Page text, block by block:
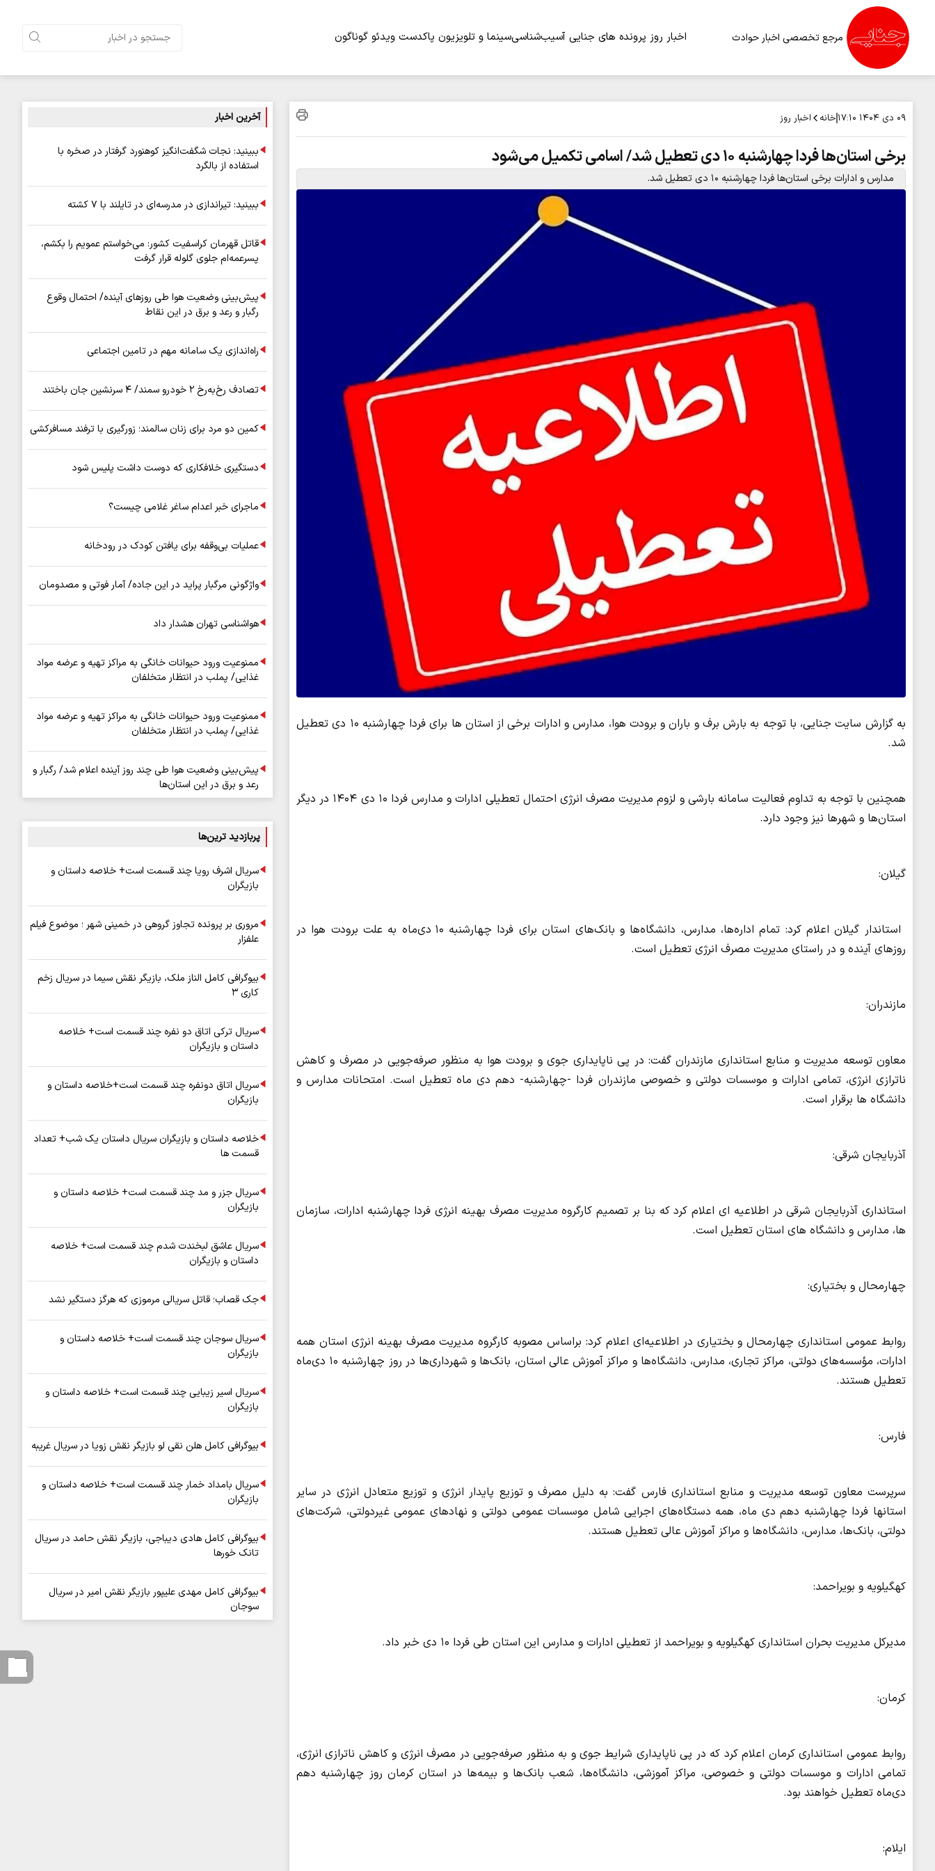
مرجع تخصصی اخبار حوادث اخبار روز پرونده های جنایی آسیب‌شناسیسینما و تلویزیون پاکدست ویدئو گوناگون
۰۹ دی ۱۴۰۴ ۱۷:۱۰ خانه اخبار روز
برخی استان‌ها فردا چهارشنبه ۱۰ دی تعطیل شد/ اسامی تکمیل می‌شود
مدارس و ادارات برخی استان‌ها فردا چهارشنبه ۱۰ دی تعطیل شد.
به گزارش سایت جنایی، با توجه به بارش برف و باران و برودت هوا، مدارس و ادارات برخی از استان ها برای فردا چهارشنبه ۱۰ دی تعطیل
شد.
همچنین با توجه به تداوم فعالیت سامانه بارشی و لزوم مدیریت مصرف انرژی احتمال تعطیلی ادارات و مدارس فردا ۱۰ دی ۱۴۰۴ در دیگر
استان‌ها و شهرها نیز وجود دارد.
گیلان:
استاندار گیلان اعلام کرد: تمام اداره‌ها، مدارس، دانشگاه‌ها و بانک‌های استان برای فردا چهارشنبه ۱۰ دی‌ماه به علت برودت هوا در
روزهای آینده و در راستای مدیریت مصرف انرژی تعطیل است.
مازندران:
معاون توسعه مدیریت و منابع استانداری مازندران گفت: در پی ناپایداری جوی و برودت هوا به منظور صرفه‌جویی در مصرف و کاهش
ناترازی انرژی، تمامی ادارات و موسسات دولتی و خصوصی مازندران فردا -چهارشنبه- دهم دی ماه تعطیل است. امتحانات مدارس و
دانشگاه ها برقرار است.
آذربایجان شرقی:
استانداری آذربایجان شرقی در اطلاعیه ای اعلام کرد که بنا بر تصمیم کارگروه مدیریت مصرف بهینه انرژی فردا چهارشنبه ادارات، سازمان
ها، مدارس و دانشگاه های استان تعطیل است.
چهارمحال و بختیاری:
روابط عمومی استانداری چهارمحال و بختیاری در اطلاعیه‌ای اعلام کرد: براساس مصوبه کارگروه مدیریت مصرف بهینه انرژی استان همه
ادارات، مؤسسه‌های دولتی، مراکز تجاری، مدارس، دانشگاه‌ها و مراکز آموزش عالی استان، بانک‌ها و شهرداری‌ها در روز چهارشنبه ۱۰ دی‌ماه
تعطیل هستند.
فارس:
سرپرست معاون توسعه مدیریت و منابع استانداری فارس گفت: به دلیل مصرف و توزیع پایدار انرژی و توزیع متعادل انرژی در سایر
استانها فردا چهارشنبه دهم دی ماه، همه دستگاه‌های اجرایی شامل موسسات عمومی دولتی و نهادهای عمومی غیردولتی، شرکت‌های
دولتی، بانک‌ها، مدارس، دانشگاه‌ها و مراکز آموزش عالی تعطیل هستند.
کهگیلویه و بویراحمد:
مدیرکل مدیریت بحران استانداری کهگیلویه و بویراحمد از تعطیلی ادارات و مدارس این استان طی فردا ۱۰ دی خبر داد.
کرمان:
روابط عمومی استانداری کرمان اعلام کرد که در پی ناپایداری شرایط جوی و به منظور صرفه‌جویی در مصرف انرژی و کاهش ناترازی انرژی،
تمامی ادارات و موسسات دولتی و خصوصی، مراکز آموزشی، دانشگاه‌ها، شعب بانک‌ها و بیمه‌ها در استان کرمان روز چهارشنبه دهم
دی‌ماه تعطیل خواهند بود.
ایلام:
آخرین اخبار
ببینید: نجات شگفت‌انگیز کوهنورد گرفتار در صخره با
استفاده از بالگرد
ببینید: تیراندازی در مدرسه‌ای در تایلند با ۷ کشته
قاتل قهرمان کراسفیت کشور: می‌خواستم عمویم را بکشم،
پسرعمه‌ام جلوی گلوله قرار گرفت
پیش‌بینی وضعیت هوا طی روزهای آینده/ احتمال وقوع
رگبار و رعد و برق در این نقاط
راه‌اندازی یک سامانه مهم در تامین اجتماعی
تصادف رخ‌به‌رخ ۲ خودرو سمند/ ۴ سرنشین جان باختند
کمین دو مرد برای زنان سالمند؛ زورگیری با ترفند مسافرکشی
دستگیری خلافکاری که دوست داشت پلیس شود
ماجرای خبر اعدام ساغر غلامی چیست؟
عملیات بی‌وقفه برای یافتن کودک در رودخانه
واژگونی مرگبار پراید در این جاده/ آمار فوتی و مصدومان
هواشناسی تهران هشدار داد
ممنوعیت ورود حیوانات خانگی به مراکز تهیه و عرضه مواد
غذایی/ پملب در انتظار متخلفان
ممنوعیت ورود حیوانات خانگی به مراکز تهیه و عرضه مواد
غذایی/ پملب در انتظار متخلفان
پیش‌بینی وضعیت هوا طی چند روز آینده اعلام شد/ رگبار و
رعد و برق در این استان‌ها
پربازدید ترین‌ها
سریال اشرف رویا چند قسمت است+ خلاصه داستان و
بازیگران
مروری بر پرونده تجاوز گروهی در خمینی شهر ؛ موضوع فیلم
علفزار
بیوگرافی کامل الناز ملک، بازیگر نقش سیما در سریال زخم
کاری ۳
سریال ترکی اتاق دو نفره چند قسمت است+ خلاصه
داستان و بازیگران
سریال اتاق دونفره چند قسمت است+خلاصه داستان و
بازیگران
خلاصه داستان و بازیگران سریال داستان یک شب+ تعداد
قسمت ها
سریال جزر و مد چند قسمت است+ خلاصه داستان و
بازیگران
سریال عاشق لبخندت شدم چند قسمت است+ خلاصه
داستان و بازیگران
جک قصاب؛ قاتل سریالی مرموزی که هرگز دستگیر نشد
سریال سوجان چند قسمت است+ خلاصه داستان و
بازیگران
سریال اسیر زیبایی چند قسمت است+ خلاصه داستان و
بازیگران
بیوگرافی کامل هلن نقی لو بازیگر نقش زویا در سریال غریبه
سریال بامداد خمار چند قسمت است+ خلاصه داستان و
بازیگران
بیوگرافی کامل هادی دیباجی، بازیگر نقش حامد در سریال
تانک خورها
بیوگرافی کامل مهدی علیپور بازیگر نقش امیر در سریال
سوجان